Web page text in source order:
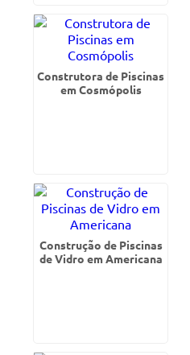
Construtora de Piscinas
em Cosmópolis
Construção de Piscinas
de Vidro em Americana